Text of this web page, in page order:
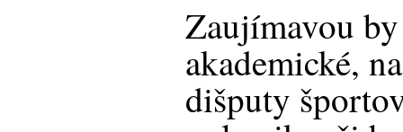
Zaujímavou
akademické,
dišputy